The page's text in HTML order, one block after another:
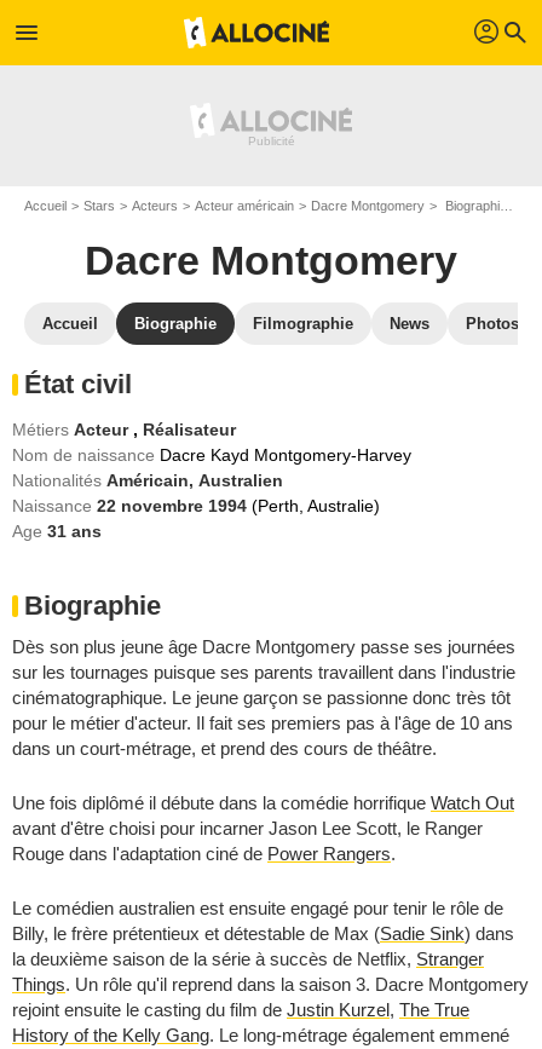
menu profil search
Accueil Stars Acteurs Acteur américain Dacre Montgomery Biographie Dacre Montgomery
Dacre Montgomery
Accueil Biographie Filmographie News Photos
État civil
Métiers Acteur , Réalisateur
Nom de naissance Dacre Kayd Montgomery-Harvey
Nationalités Américain, Australien
Naissance 22 novembre 1994 (Perth, Australie)
Age 31 ans
Biographie
Dès son plus jeune âge Dacre Montgomery passe ses journées
sur les tournages puisque ses parents travaillent dans l'industrie
cinématographique. Le jeune garçon se passionne donc très tôt
pour le métier d'acteur. Il fait ses premiers pas à l'âge de 10 ans
dans un court-métrage, et prend des cours de théâtre.
Une fois diplômé il débute dans la comédie horrifique Watch Out
avant d'être choisi pour incarner Jason Lee Scott, le Ranger
Rouge dans l'adaptation ciné de Power Rangers.
Le comédien australien est ensuite engagé pour tenir le rôle de
Billy, le frère prétentieux et détestable de Max (Sadie Sink) dans
la deuxième saison de la série à succès de Netflix, Stranger
Things. Un rôle qu'il reprend dans la saison 3. Dacre Montgomery
rejoint ensuite le casting du film de Justin Kurzel, The True
History of the Kelly Gang. Le long-métrage également emmené